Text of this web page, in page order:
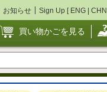
お知らせ Sign Up [ ENG | CHN
買い物かごを見る